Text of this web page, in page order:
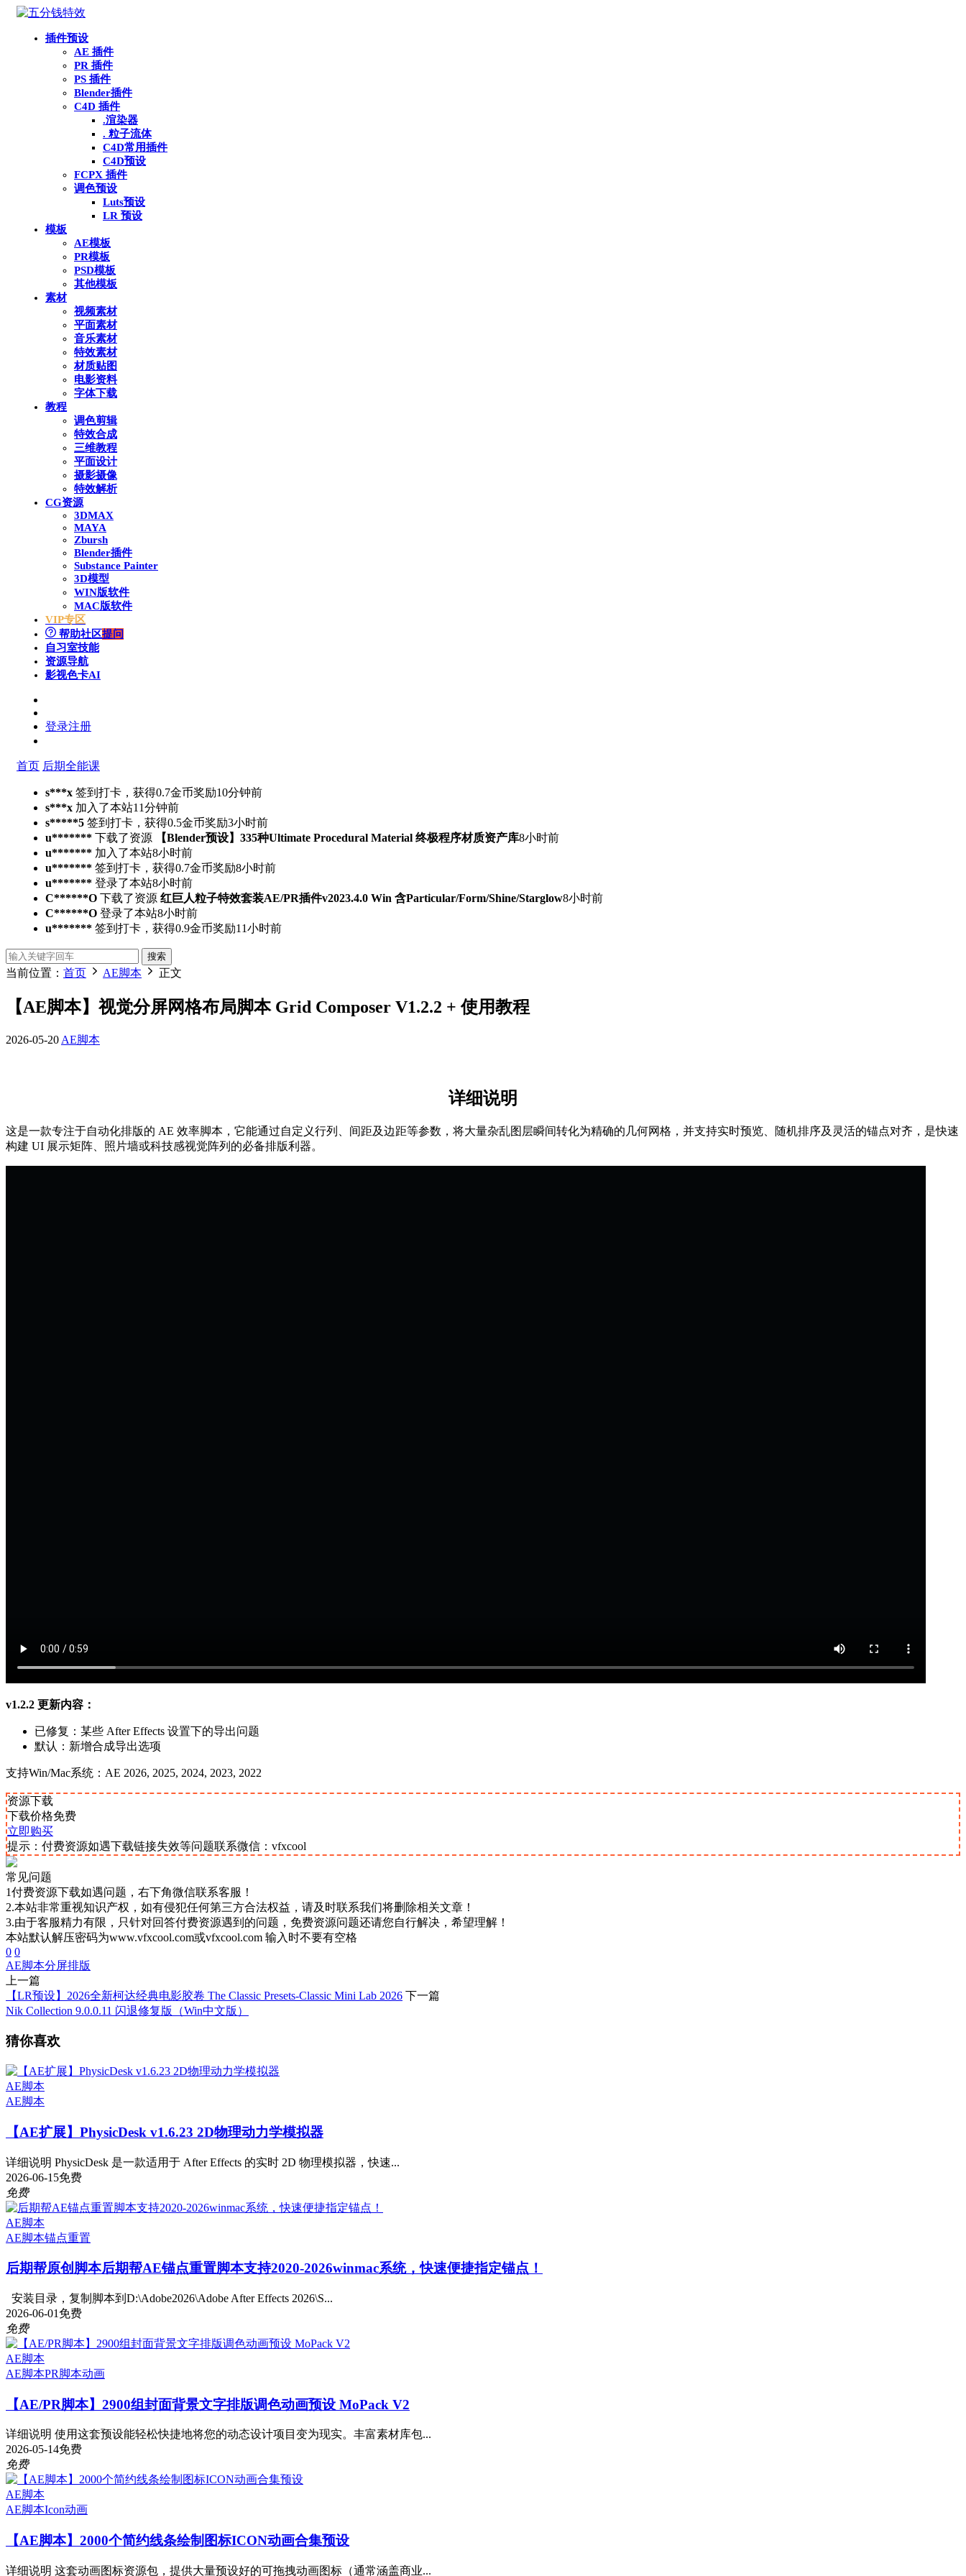
插件预设
AE 插件
PR 插件
PS 插件
Blender插件
C4D 插件
.渲染器
. 粒子流体
C4D常用插件
C4D预设
FCPX 插件
调色预设
Luts预设
LR 预设
模板
AE模板
PR模板
PSD模板
其他模板
素材
视频素材
平面素材
音乐素材
特效素材
材质贴图
电影资料
字体下载
教程
调色剪辑
特效合成
三维教程
平面设计
摄影摄像
特效解析
CG资源
3DMAX
MAYA
Zbursh
Blender插件
Substance Painter
3D模型
WIN版软件
MAC版软件
VIP专区
帮助社区提问
自习室技能
资源导航
影视色卡AI
登录注册
首页 后期全能课
s***x 签到打卡，获得0.7金币奖励10分钟前
s***x 加入了本站11分钟前
s*****5 签到打卡，获得0.5金币奖励3小时前
u******* 下载了资源 【Blender预设】335种Ultimate Procedural Material 终极程序材质资产库8小时前
u******* 加入了本站8小时前
u******* 签到打卡，获得0.7金币奖励8小时前
u******* 登录了本站8小时前
C******O 下载了资源 红巨人粒子特效套装AE/PR插件v2023.4.0 Win 含Particular/Form/Shine/Starglow8小时前
C******O 登录了本站8小时前
u******* 签到打卡，获得0.9金币奖励11小时前
搜索
当前位置： 首页 AE脚本 正文
【AE脚本】视觉分屏网格布局脚本 Grid Composer V1.2.2 + 使用教程
2026-05-20 AE脚本
详细说明
这是一款专注于自动化排版的 AE 效率脚本，它能通过自定义行列、间距及边距等参数，将大量杂乱图层瞬间转化为精确的几何网格，并支持实时预览、随机排序及灵活的锚点对齐，是快速
构建 UI 展示矩阵、照片墙或科技感视觉阵列的必备排版利器。
v1.2.2 更新内容：
已修复：某些 After Effects 设置下的导出问题
默认：新增合成导出选项
支持Win/Mac系统：AE 2026, 2025, 2024, 2023, 2022
资源下载
下载价格免费
立即购买
提示：付费资源如遇下载链接失效等问题联系微信：vfxcool
常见问题
1付费资源下载如遇问题，右下角微信联系客服！
2.本站非常重视知识产权，如有侵犯任何第三方合法权益，请及时联系我们将删除相关文章！
3.由于客服精力有限，只针对回答付费资源遇到的问题，免费资源问题还请您自行解决，希望理解！
本站默认解压密码为www.vfxcool.com或vfxcool.com 输入时不要有空格
0 0
AE脚本分屏排版
上一篇
【LR预设】2026全新柯达经典电影胶卷 The Classic Presets-Classic Mini Lab 2026 下一篇
Nik Collection 9.0.0.11 闪退修复版（Win中文版）
猜你喜欢
AE脚本
AE脚本
【AE扩展】PhysicDesk v1.6.23 2D物理动力学模拟器
详细说明 PhysicDesk 是一款适用于 After Effects 的实时 2D 物理模拟器，快速...
2026-06-15免费
免费
AE脚本
AE脚本锚点重置
后期帮原创脚本后期帮AE锚点重置脚本支持2020-2026winmac系统，快速便捷指定锚点！
安装目录，复制脚本到D:\Adobe2026\Adobe After Effects 2026\S...
2026-06-01 免费
免费
AE脚本
AE脚本PR脚本动画
【AE/PR脚本】2900组封面背景文字排版调色动画预设 MoPack V2
详细说明 使用这套预设能轻松快捷地将您的动态设计项目变为现实。丰富素材库包...
2026-05-14免费
免费
AE脚本
AE脚本Icon动画
【AE脚本】2000个简约线条绘制图标ICON动画合集预设
详细说明 这套动画图标资源包，提供大量预设好的可拖拽动画图标（通常涵盖商业...